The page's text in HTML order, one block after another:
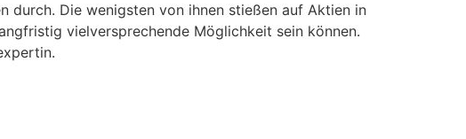
durch. Die wenigsten von ihnen stießen auf Aktien in
vielversprechende Möglichkeit sein können.